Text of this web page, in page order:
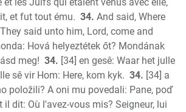
et fut tout ému. 34. And said, Where
said unto him, Lord, come and
Hová helyeztétek őt? Mondának
meg! 34. [34] en gesê: Waar het julle
sê vir Hom: Here, kom kyk. 34. [34] a
položili? A oni mu povedali: Pane, poď
il dit: Où l'avez-vous mis? Seigneur, lui